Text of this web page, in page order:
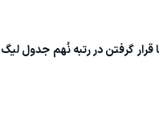
سوچی رسید تا 37 امتیازی شود و فصل ر ا با قرار گرفتن در رتبه نُهم جدول لیگ